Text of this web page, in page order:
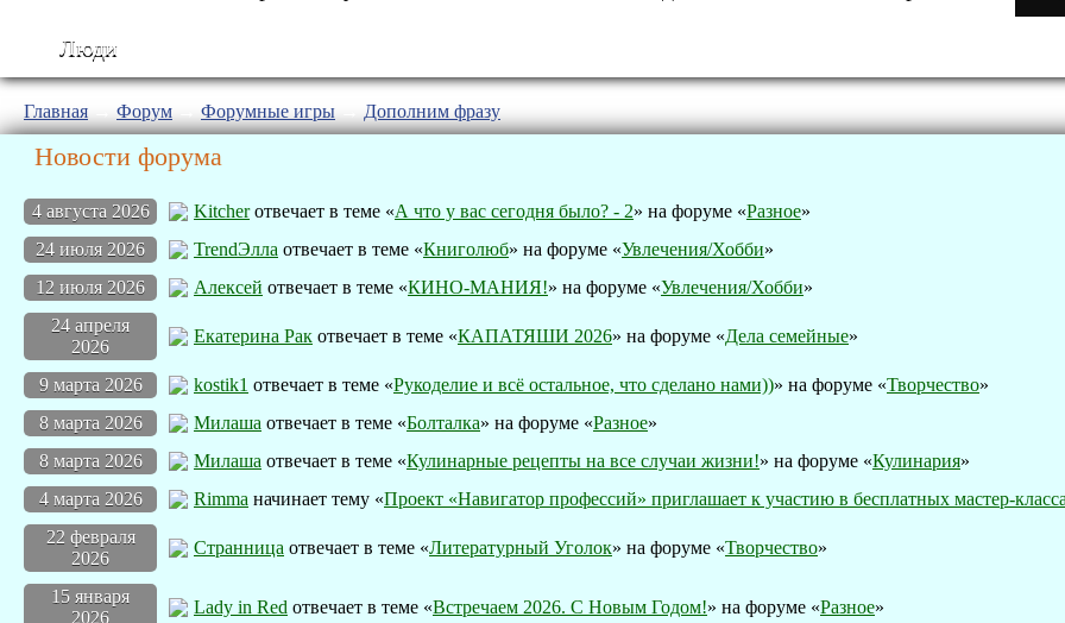
Люди
Главная Форум Форумные игры Дополним фразу
Новости форума
4 августа 2026 Kitcherотвечает в теме «А что у вас сегодня было? - 2» на форуме «Разное»
24 июля 2026
TrendЭлла отвечает в теме «Книголюб» на форуме «Увлечения/Хобби»
12 июля 2026
Алексей отвечает в теме «КИНО-МАНИЯ!» на форуме «Увлечения/Хобби»
24 апреля
2026
Екатерина Рак отвечает в теме «КАПАТЯШИ 2026» на форуме «Дела семейные»
9 марта 2026 kostik1 отвечает в теме «Рукоделие и всё остальное, что сделано нами))» на форуме «Творчество»
8 марта 2026
Милаша отвечает в теме «Болталка» на форуме «Разное»
8 марта 2026
Милаша отвечает в теме «Кулинарные рецепты на все случаи жизни!» на форуме «Кулинария»
4 марта 2026
Rimma начинает тему «Проект «Навигатор профессий» приглашает к участию в бесплатных мастер-
22 февраля
2026
Странница отвечает в теме «Литературный Уголок» на форуме «Творчество»
15 января
2026
Lady in Red отвечает в теме «Встречаем 2026. С Новым Годом!» на форуме «Разное»